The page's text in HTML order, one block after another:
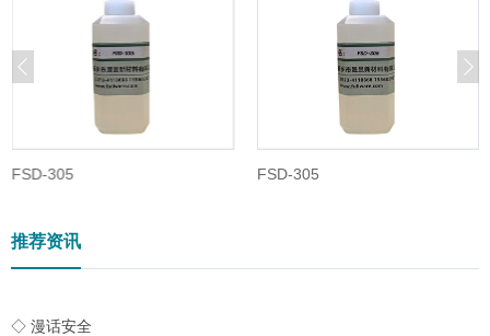
FSD-305 FSD-305
推荐资讯
◇ 漫话安全